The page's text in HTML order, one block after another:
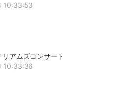
10:33:53
アムズコンサート
10:33:36